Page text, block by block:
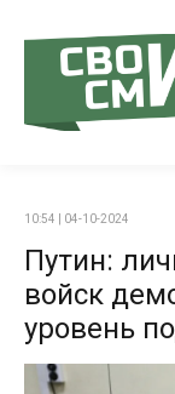
10:54 | 04-10-2024
Путин:
войск
уровень